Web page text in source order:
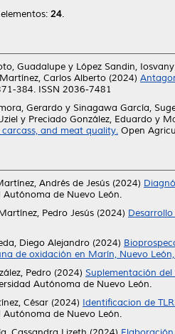
24.
Guadalupe y López Sandin, Iosvany
Carlos Alberto (2024)
384. ISSN 2036-7481
Gerardo y Sinagawa García,
y Preciado González, Eduardo y
and meat quality. Open
Andrés de Jesús (2024)
Autónoma de Nuevo León.
Pedro Jesús (2024)
Diego Alejandro (2024)
de oxidación en Marín, Nuevo
Pedro (2024) Suplementación
Autónoma de Nuevo León.
César (2024) Identificacion de
Autónoma de Nuevo León.